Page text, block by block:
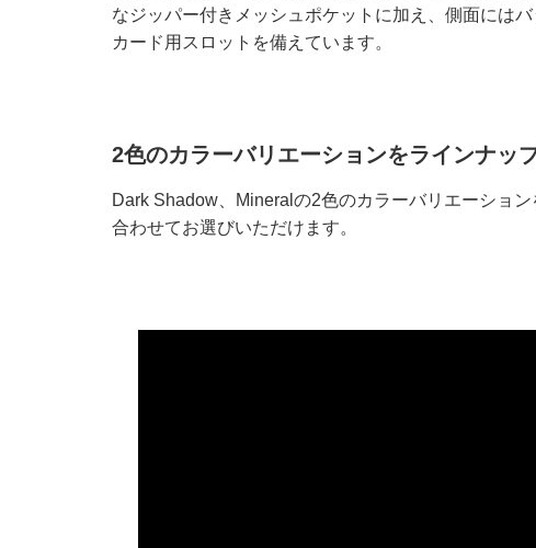
なジッパー付きメッシュポケットに加え、側面には
カード用スロットを備えています。
2色のカラーバリエーションをラインナッ
Dark Shadow、Mineralの2色のカラーバリエーショ
合わせてお選びいただけます。